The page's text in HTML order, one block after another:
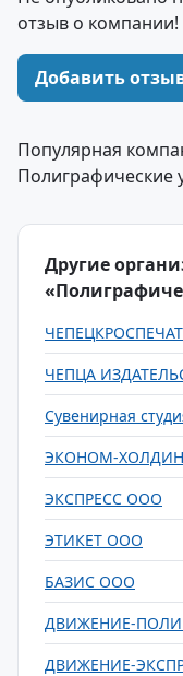
отзыв о компании!
Добавить
Популярная
Полиграфические
Другие
ЧЕПЦА
Сувенирная
ЭКОНОМ-
ЭКСПРЕСС ООО
ЭТИКЕТ ООО
БАЗИС ООО
ДВИЖЕНИЕ-
ДВИЖЕНИЕ-